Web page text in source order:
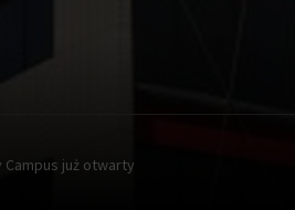
Campus już otwarty